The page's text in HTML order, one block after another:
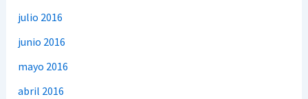
julio 2016
junio 2016
mayo 2016
abril 2016